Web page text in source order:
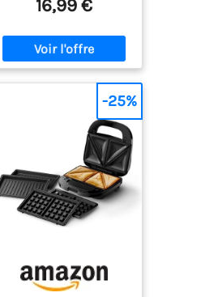
16,99 €
-25%